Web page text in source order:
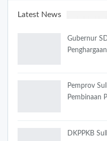
Latest News
Gubernur
Pemprov
Pembinaan
DKPPKB